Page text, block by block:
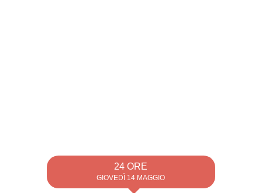
24 ORE
GIOVEDÌ 14 MAGGIO